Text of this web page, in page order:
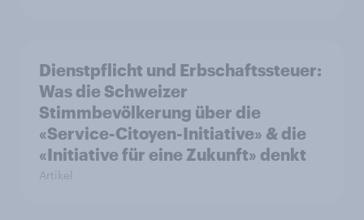
Dienstpflicht und Erbschaftssteuer:
Was die Schweizer
Stimmbevölkerung über die
«Service-Citoyen-Initiative» & die
«Initiative für eine Zukunft» denkt
Artikel